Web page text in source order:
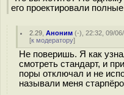
его проектировали
2.29 ,Аноним (-), 22:32, 09/
[к модератору]
Не поверишь. Я как
смотреть стандарт, и
поры отключал и не
называли меня